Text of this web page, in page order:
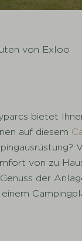
von Exloo
bietet
auf diesem
von zu
der